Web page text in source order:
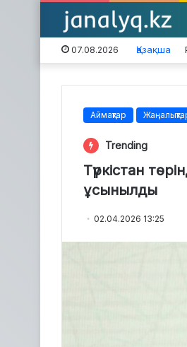
07.08.2026 Қазақша
Аймақтар
Trending
Түркістан
ұсынылды
02.04.2026 13:25